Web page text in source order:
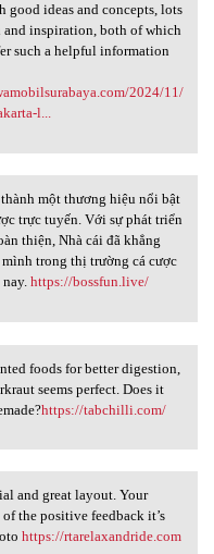
good ideas and concepts, lots
inspiration, both of which
such a helpful information
2024/11/
l...
thành một
một thương hiệu nổi bật
trực tuyến. Với sự phát triển
thiện, Nhà cái đã khẳng
trong thị trường cá cược
https://bossfun.live/
foods
foods for better digestion,
seems perfect. Does it
https://tabchilli.com/
and
and great layout. Your
the positive feedback it’s
https://rtarelaxandride.com